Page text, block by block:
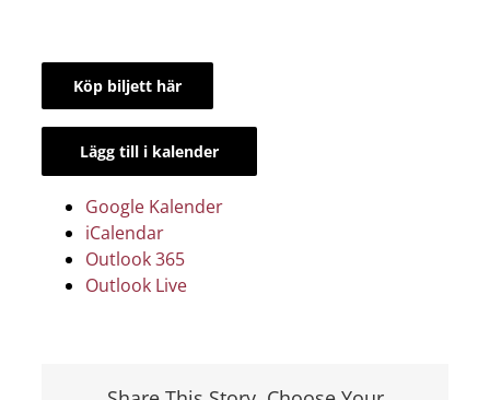
Köp biljett här
Lägg till i kalender
Google Kalender
iCalendar
Outlook 365
Outlook Live